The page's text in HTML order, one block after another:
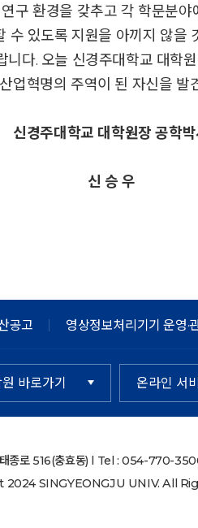
환경을 갖추고 각 학문분
있도록 지원을 아끼지 않을
다. 오늘 신경주대학교 대학
업혁명의 주역이 된 자신을 발
신경주대학교 대학원장 공학
신 승 우
공고 영상정보처리기기 운영·
바로가기 온라인 서
종로 516(충효동) l Tel : 054-770-
SINGYEONGJU UNIV. All